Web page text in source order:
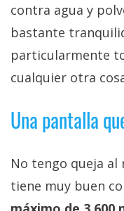
contra agua y
bastante
particularmente
cualquier otra
Una pantalla
No tengo queja al
tiene muy buen